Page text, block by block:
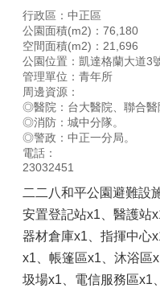
行政區：中正區
公園面積(m2)：76,180
空間面積(m2)：21,696
公園位置：凱達格蘭大道3
管理單位：青年所
周邊資源：
◎醫院：台大醫院、聯合醫
◎消防：城中分隊。
◎警政：中正一分局。
電話：
23032451
二二八和平公園避難設
安置登記站x1、醫護站
器材倉庫x1、指揮中心
x1、帳篷區x1、沐浴區
圾場x1、電信服務區x1